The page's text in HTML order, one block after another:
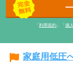
「 利用規約 」「 個
家庭用低圧